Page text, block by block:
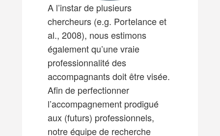
A l’instar de plusieurs
chercheurs (e.g. Portelance et
al., 2008), nous estimons
également qu’une vraie
professionnalité des
accompagnants doit être visée.
Afin de perfectionner
l’accompagnement prodigué
aux (futurs) professionnels,
notre équipe de recherche